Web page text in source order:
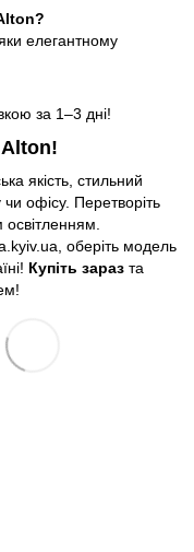
елегантному
за 1–3 дні!
Alton!
якість, стильний
офісу. Перетворіть
освітленням.
оберіть модель
Купіть зараз та